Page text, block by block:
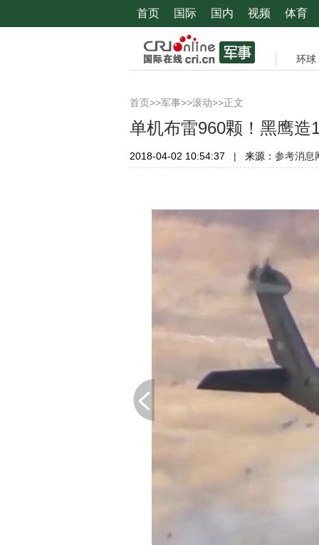
首页 国际 国内 视频 体育
环球
首页 >>军事>>滚动>>正文
单机布雷960颗！黑鹰造
2018-04-02 10:54:37 | 来源： 参考消息